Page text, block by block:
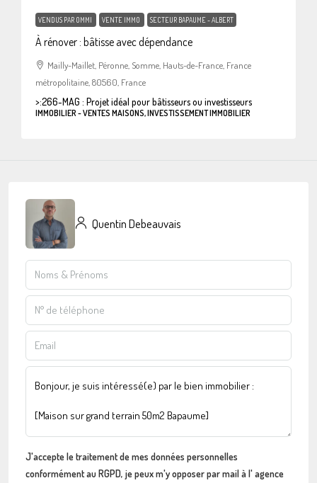
VENDUS PAR OMMI VENTE IMMO SECTEUR BAPAUME - ALBERT
À rénover : bâtisse avec dépendance
Mailly-Maillet, Péronne, Somme, Hauts-de-France, France
métropolitaine, 80560, France
>:266-MAG : Projet idéal pour bâtisseurs ou investisseurs
IMMOBILIER - VENTES MAISONS, INVESTISSEMENT IMMOBILIER
Quentin Debeauvais
J'accepte le traitement de mes données personnelles
conformément au RGPD, je peux m'y opposer par mail à l' agence